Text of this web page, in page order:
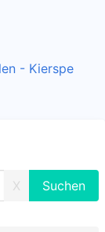
- Kierspe
X